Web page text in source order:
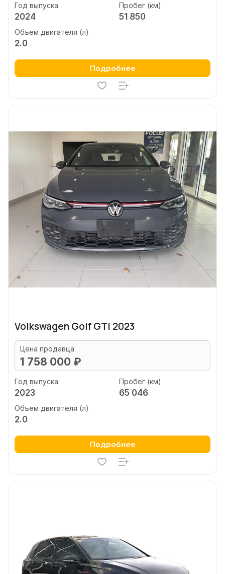
Год выпуска
2024
Пробег (км)
51 850
Объем двигателя (л)
2.0
Подробнее
Volkswagen Golf GTI 2023
Цена продавца
1 758 000 ₽
Год выпуска
2023
Пробег (км)
65 046
Объем двигателя (л)
2.0
Подробнее